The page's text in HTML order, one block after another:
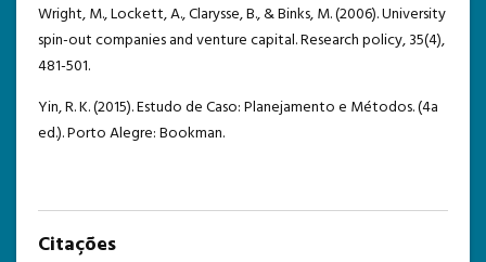
Wright, M., Lockett, A., Clarysse, B., & Binks, M. (2006). University
spin-out companies and venture capital. Research policy, 35(4),
481-501.
Yin, R. K. (2015). Estudo de Caso: Planejamento e Métodos. (4a
ed.). Porto Alegre: Bookman.
Citações